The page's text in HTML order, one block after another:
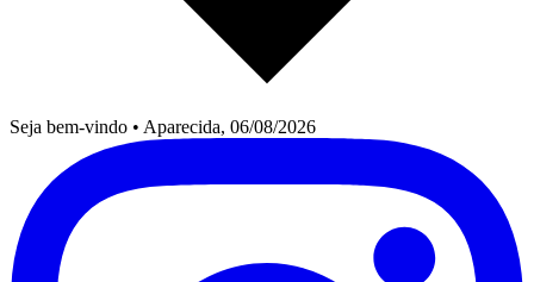
Seja bem-vindo • Aparecida, 06/08/2026